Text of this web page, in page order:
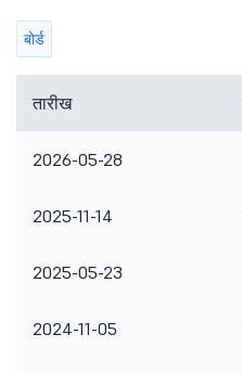
बोर्ड
तारीख
2026-05-28
2025-11-14
2025-05-23
2024-11-05